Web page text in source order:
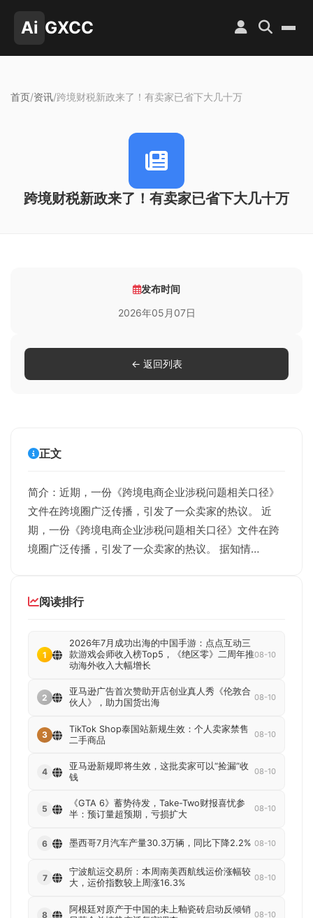
Ai GXCC
首页/资讯/跨境财税新政来了！有卖家已省下大几十万
跨境财税新政来了！有卖家已省下大几十万
正文
简介：近期，一份《跨境电商企业涉税问题相关口径》
文件在跨境圈广泛传播，引发了一众卖家的热议。 近
期，一份《跨境电商企业涉税问题相关口径》文件在跨
境圈广泛传播，引发了一众卖家的热议。 据知情…
阅读排行
1
2026年7月成功出海的中国手游：点点互动三
款游戏会师收入榜Top5，《绝区零》二周年推
动海外收入大幅增长
08-10
2
亚马逊广告首次赞助开店创业真人秀《伦敦合
伙人》，助力国货出海
08-10
3
TikTok Shop泰国站新规生效：个人卖家禁售
二手商品
08-10
4
亚马逊新规即将生效，这批卖家可以“捡漏”收
钱
08-10
5
《GTA 6》蓄势待发，Take-Two财报喜忧参
半：预订量超预期，亏损扩大
08-10
6 墨西哥7月汽车产量30.3万辆，同比下降2.2% 08-10
7
宁波航运交易所：本周南美西航线运价涨幅较
大，运价指数较上周涨16.3%
08-10
8
阿根廷对原产于中国的未上釉瓷砖启动反倾销
08-10
发布时间
2026年05月07日
← 返回列表